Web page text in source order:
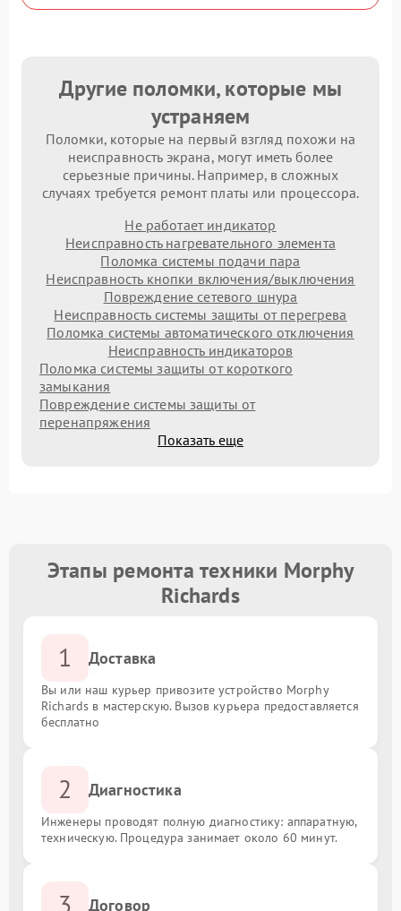
Другие поломки, которые мы
устраняем
Поломки, которые на первый взгляд похожи на
неисправность экрана, могут иметь более
серьезные причины. Например, в сложных
случаях требуется ремонт платы или процессора.
Не работает индикатор
Неисправность нагревательного элемента
Поломка системы подачи пара
Неисправность кнопки включения/выключения
Повреждение сетевого шнура
Неисправность системы защиты от перегрева
Поломка системы автоматического отключения
Неисправность индикаторов
Поломка системы защиты от короткого
замыкания
Повреждение системы защиты от
перенапряжения
Показать еще
Этапы ремонта техники Morphy
Richards
1 Доставка
Вы или наш курьер привозите устройство Morphy
Richards в мастерскую. Вызов курьера предоставляется
бесплатно
2 Диагностика
Инженеры проводят полную диагностику: аппаратную,
техническую. Процедура занимает около 60 минут.
Договор